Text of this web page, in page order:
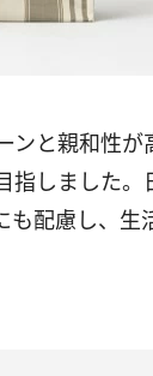
ンと親和性が
指しました。
配慮し、生